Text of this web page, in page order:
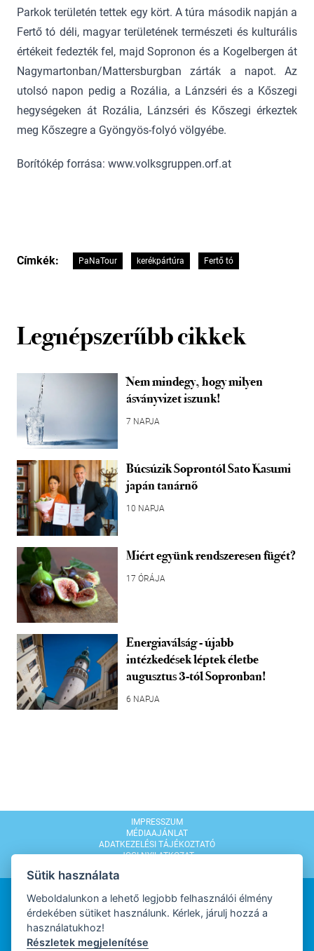
Parkok területén tettek egy kört. A túra második napján a
Fertő tó déli, magyar területének természeti és kulturális
értékeit fedezték fel, majd Sopronon és a Kogelbergen át
Nagymartonban/Mattersburgban zárták a napot. Az
utolsó napon pedig a Rozália, a Lánzséri és a Kőszegi
hegységeken át Rozália, Lánzséri és Kőszegi érkeztek
meg Kőszegre a Gyöngyös-folyó völgyébe.
Borítókép forrása: www.volksgruppen.orf.at
Címkék: PaNaTour kerékpártúra Fertő tó
Legnépszerűbb cikkek
Nem mindegy, hogy milyen
ásványvizet iszunk!
7 NAPJA
Búcsúzik Soprontól Sato Kasumi
japán tanárnő
10 NAPJA
Miért együnk rendszeresen fügét?
17 ÓRÁJA
Energiaválság - újabb
intézkedések léptek életbe
augusztus 3-tól Sopronban!
6 NAPJA
IMPRESSZUM
MÉDIAAJÁNLAT
ADATKEZELÉSI TÁJÉKOZTATÓ
JOGI NYILATKOZAT
Sütik használata
Weboldalunkon a lehető legjobb felhasználói élmény
érdekében sütiket használunk. Kérlek, járulj hozzá a
használatukhoz!
Részletek megjelenítése